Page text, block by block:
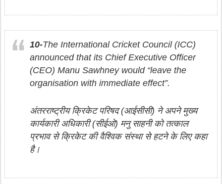
10-The International Cricket Council (ICC)
announced that its Chief Executive Officer
(CEO) Manu Sawhney would “leave the
organisation with immediate effect”.
अंतरराष्ट्रीय क्रिकेट परिषद (आईसीसी) ने अपने मुख्य
कार्यकारी अधिकारी (सीईओ) मनु साहनी को तत्काल
प्रभाव से क्रिकेट की वैश्विक संस्था से हटने के लिए कहा
है।